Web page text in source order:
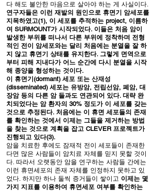
다 해도 불안한 마음으로 살아야 하는 게 사실이다.
연구자들은 이런 재발의 원인으로 휴면기 암세포를
지목하였고(1), 이 세포를 추적하는 project, 이름하
여 SURMOUNT가 시작되었다. 이들은 처음 암이
발생한 부위를 떠나서 다른 부위에 정착하며 전형
적인 전이 암세포와는 달리 처음에는 분열을 잘 하
지 않고 휴면기 상태를 유지한다. 그렇게 면역으로
부터 피해 지내다가 어느 순간에 다시 분열을 시작
해 종양을 형성하는 것이다.
이 휴면기(dormant) 세포 또는 산재성
(disseminated) 세포는 유방암, 전립선암, 폐암, 대
장암 등의 다른 암 들과도 연관되어 있다. 대략 완
치되었다는 암 환자의 30% 정도가 이 세포를 갖는
것으로 추정된다. 처음에는 이 휴면 세포들의 존재
를 확인하는 것에서 이제는 그들을 제거하는 방법
을 찾는 것으로 계획을 잡고 CLEVER 프로젝트가
진행되고 있다(3).
암을 치료한 후에도 잠재적 전이 세포들이 존재한
다면 많은 사람들이 암치료 자체를 믿지 못할 것이
다. 따라서 오랫동안 암을 연구하는 사람들 간에는
이런 휴면세포의 존재 자체를 인정하지 못하고 있
었다. 하지만 하나 둘씩 증거들이 쌓이고 이제는 몇
가지 지표를 이용하여 휴면세포 여부를 확인하는